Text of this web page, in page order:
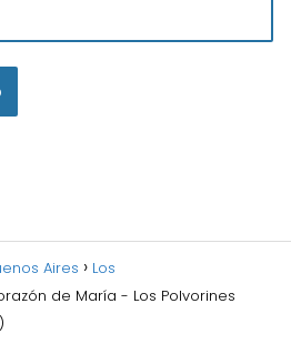
Aires
Los
de María - Los Polvorines